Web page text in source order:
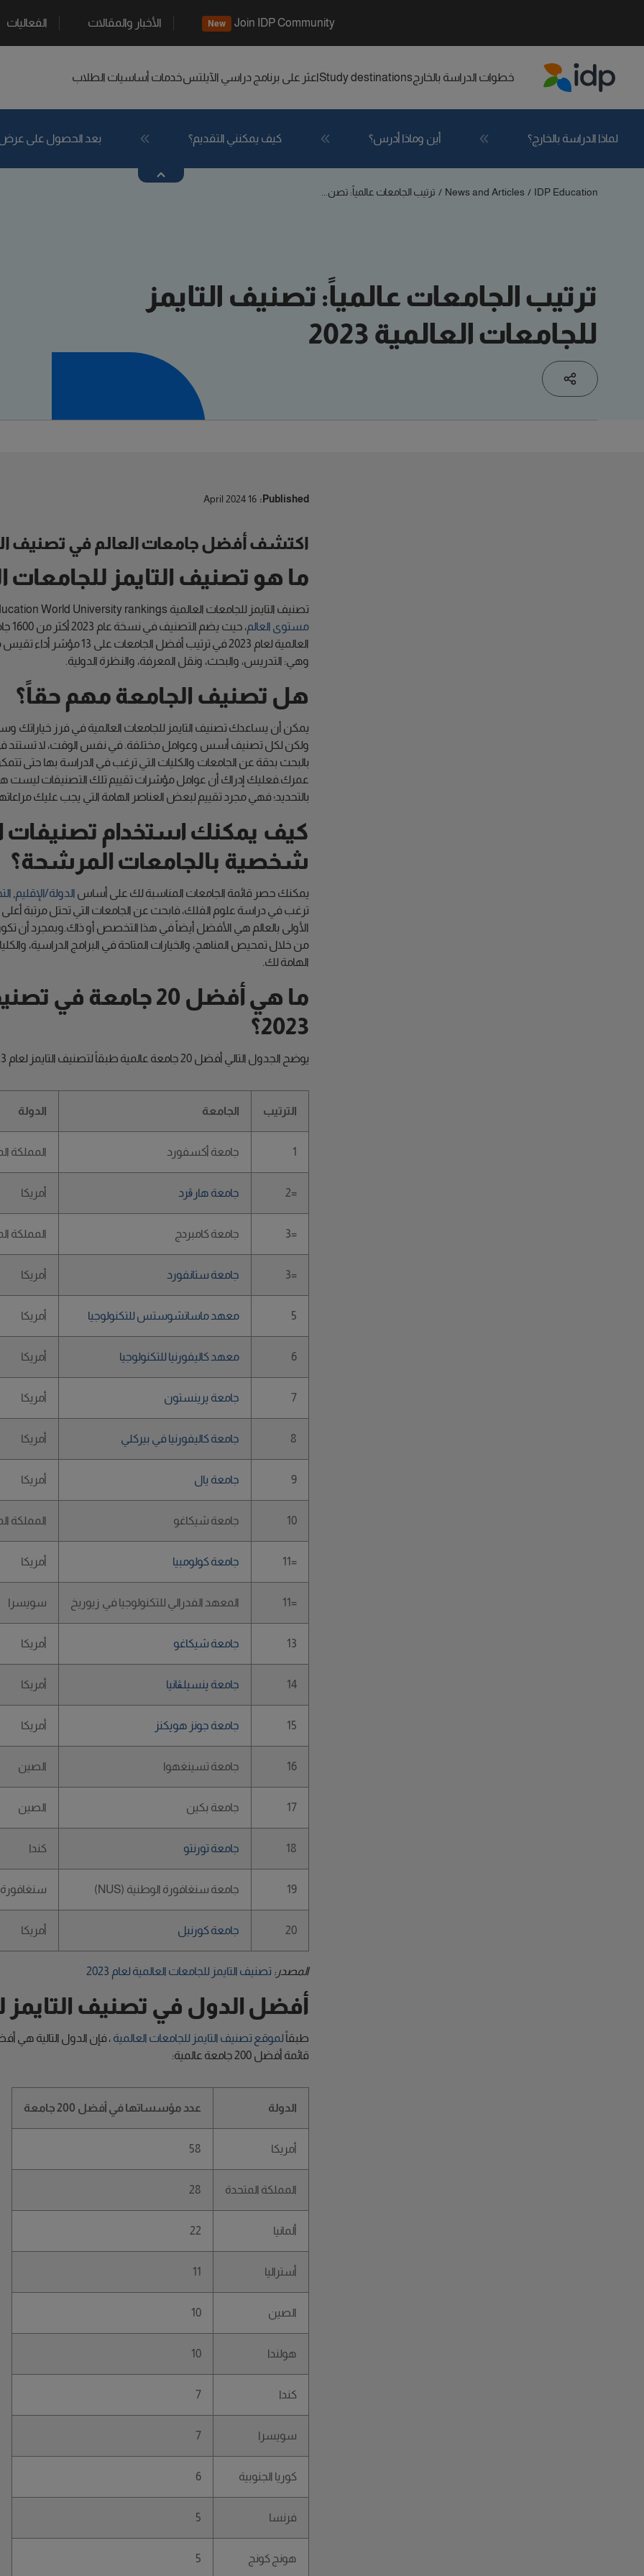
Join IDP Community
New الأخبار والمقالات الفعاليات
خطوات الدراسة بالخارج Study destinationsاعثر على برنامج دراسي الآيلتسخدمات أساسيات الطلاب
لماذا الدراسة بالخارج؟ أين وماذا أدرس؟ كيف يمكنني التقديم؟ بعد الحصول على
IDP Education
/
News and Articles
/ ترتيب الجامعات عالمياً: تصن...
ترتيب الجامعات عالمياً: تصنيف التايمز
للجامعات العالمية 2023
Published:
16 April 2024
اكتشف أفضل جامعات العالم في تصنيف
ما هو تصنيف التايمز للجامعات
تصنيف التايمز للجامعات العالمية Times Higher Education World University rankings هو أكبر وأضخم
مستوى العالم
وهي: التدريس، والبحث، ونقل المعرفة، والنظرة الدولية.
هل تصنيف الجامعة مهم حقاً؟
يمكن أن يساعدك تصنيف التايمز للجامعات العالمية في فرز خياراتك
ولكن لكل تصنيف أسس وعوامل مختلفة. في نفس الوقت، لا تستند في
بالبحث بدقة عن الجامعات والكليات التي ترغب في الدراسة بها حتى
عمرك.فعليك إدراك أن عوامل مؤشرات تقييم تلك التصنيفات ليست هي
بالتحديد؛ فهي مجرد تقييم لبعض العناصر الهامة التي يجب عليك
كيف يمكنك استخدام تصنيفات
شخصية بالجامعات المرشحة؟
يمكنك حصر قائمة الجامعات المناسبة لك على أساس الدولة/الإقليم
ترغب في دراسة علوم الفلك، فابحث عن الجامعات التي تحتل مرتبة
الأولى بالعالم هي الأفضل أيضاً في هذا التخصص أو ذاك.وبمجرد أن
من خلال تمحيص المناهج، والخيارات المتاحة في البرامج الدراسية،
الهامة لك.
ما هي أفضل 20
2023؟
يوضح الجدول التالي أفضل 20 جامعة عالمية طبقاً لتصنيف التايمز لعام 2023
الترتيب الجامعة الدولة
1 جامعة أكسفورد المملكة
=2 جامعة هارڨرد أمريكا
=3 جامعة كامبردج المملكة
=3 جامعة ستانفورد أمريكا
5 معهد ماساتشوستس للتكنولوجيا أمريكا
6 معهد كاليفورنيا للتكنولوجيا أمريكا
7 جامعة پرينستون أمريكا
8 جامعة كاليفورنيا في بيركلي أمريكا
9 جامعة يال أمريكا
10 جامعة شيكاغو المملكة
=11 جامعة كولومبيا أمريكا
=11 المعهد الفدرالي للتكنولوجيا في زيوريخ سويسرا
13 جامعة شيكاغو أمريكا
14 جامعة پنسيلڨانيا أمريكا
15 جامعة جونز هوپكنز أمريكا
16 جامعة تسينغهوا الصين
17 جامعة بكين الصين
18 جامعة تورنتو كندا
19 جامعة سنغافورة الوطنية (NUS) سنغافورة
20 جامعة كورنيل أمريكا
المصدر: تصنيف التايمز للجامعات العالمية لعام 2023
أفضل الدول في تصنيف التايمز
طبقاً لموقع تصنيف التايمز للجامعات العالمية ، فإن الدول التالية هي
قائمة أفضل 200 جامعة عالمية:
الدولة عدد مؤسساتها في أفضل 200 جامعة
أمريكا 58
المملكة المتحدة 28
ألمانيا 22
أستراليا 11
الصين 10
هولندا 10
كندا 7
سويسرا 7
كوريا الجنوبية 6
فرنسا 5
هونج كونج 5